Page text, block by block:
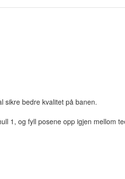
sikre bedre kvalitet på banen.
1, og fyll posene opp igjen mellom